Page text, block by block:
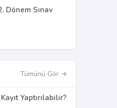
Dönem Sınav
Tümünü Gör
Yaptırılabilir?